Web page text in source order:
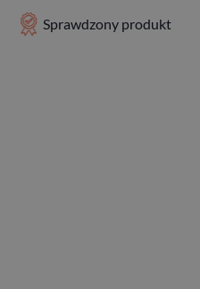
Sprawdzony produkt